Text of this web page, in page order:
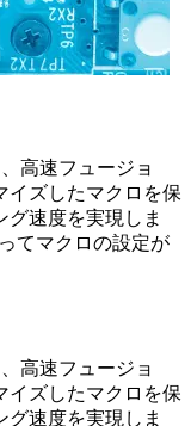
高速フュージョ
イズしたマクロを保
速度を実現しま
てマクロの設定が
高速フュージョ
イズしたマクロを保
速度を実現しま